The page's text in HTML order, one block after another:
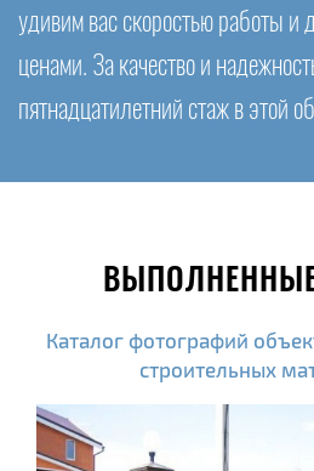
удивим вас скоростью работы и
ценами. За качество и
пятнадцатилетний стаж в этой
Каталог фотографий
строительных